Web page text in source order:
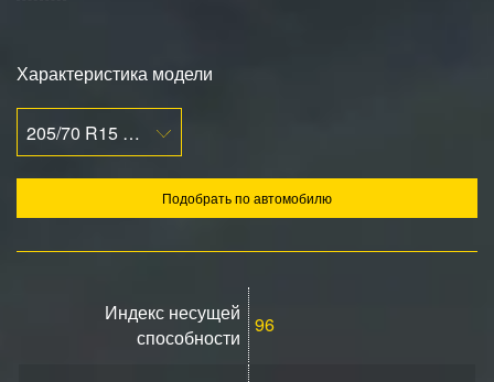
Характеристика модели
205/70 R15 96H
Подобрать по автомобилю
Индекс несущей
способности
96